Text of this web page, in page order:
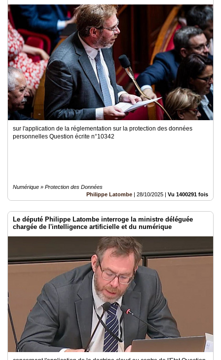
sur l'application de la réglementation sur la protection des données
personnelles Question écrite n°10342
Numérique » Protection des Données
Philippe Latombe | 28/10/2025 | Vu 1400291 fois
Le député Philippe Latombe interroge la ministre déléguée
chargée de l'intelligence artificielle et du numérique